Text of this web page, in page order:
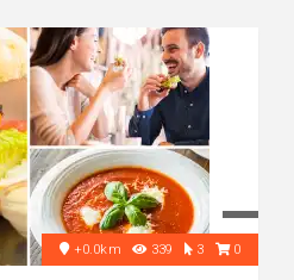
+0.0km 339 3 0